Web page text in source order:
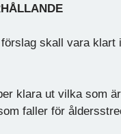
skall vara klart
klara ut vilka som
faller för